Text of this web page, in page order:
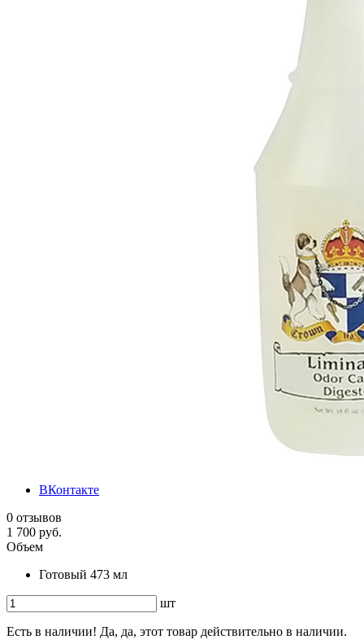
ВКонтакте
0 отзывов
1 700 руб.
Объем
Готовый 473 мл
шт
Есть в наличии! Да, да, этот товар действительно в наличии.